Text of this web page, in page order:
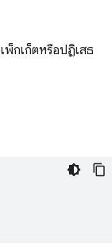
กเก็ตหรือปฏิเสธ